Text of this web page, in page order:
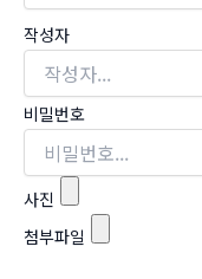
작성자
비밀번호
사진
첨부파일